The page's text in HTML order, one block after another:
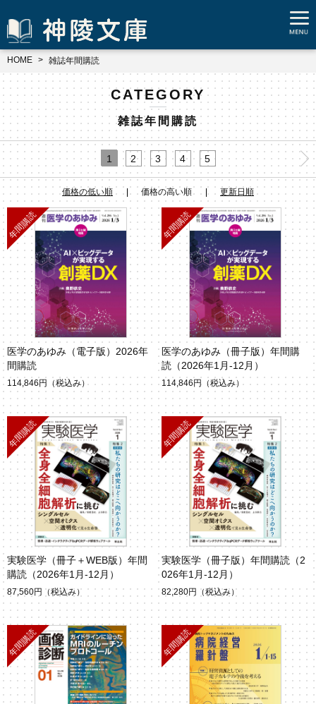
HOME 雑誌年間購読
CATEGORY
雑誌年間購読
1 2 3 4 5
価格の低い順 価格の高い順 更新日順
医学のあゆみ（電子版）2026年
間購読
114,846円 （税込み）
医学のあゆみ（冊子版）年間購
読（2026年1月-12月）
114,846円 （税込み）
実験医学（冊子＋WEB版）年間
購読（2026年1月-12月）
87,560円 （税込み）
実験医学（冊子版）年間購読（2
026年1月-12月）
82,280円 （税込み）